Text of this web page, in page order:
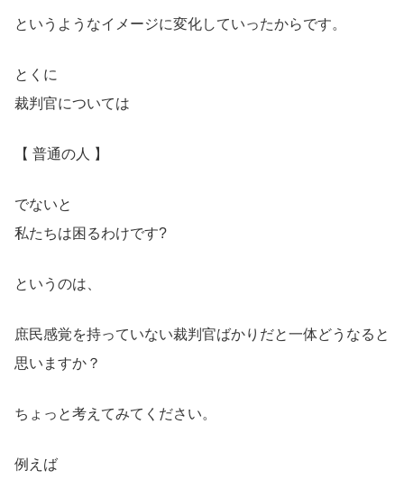
というようなイメージに変化していったからです。
とくに
裁判官については
【 普通の人 】
でないと
私たちは困るわけです?
というのは、
庶民感覚を持っていない裁判官ばかりだと一体どうなると
思いますか？
ちょっと考えてみてください。
例えば